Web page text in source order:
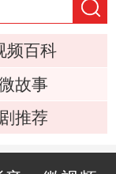
频百科
故事
剧推荐